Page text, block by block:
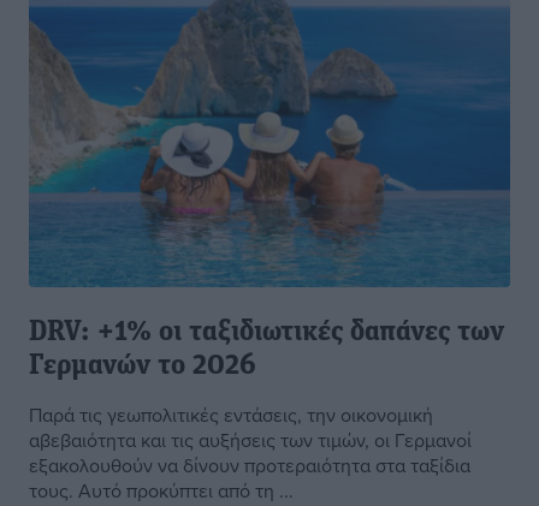
DRV: +1% οι ταξιδιωτικές δαπάνες των
Γερμανών το 2026
Παρά τις γεωπολιτικές εντάσεις, την οικονομική
αβεβαιότητα και τις αυξήσεις των τιμών, οι Γερμανοί
εξακολουθούν να δίνουν προτεραιότητα στα ταξίδια
τους. Αυτό προκύπτει από τη ...